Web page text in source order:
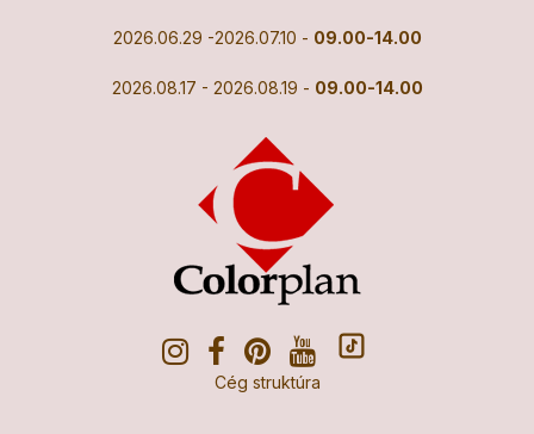
2026.06.29 -2026.07.10 - 09.00-14.00
2026.08.17 - 2026.08.19 - 09.00-14.00
Cég struktúra